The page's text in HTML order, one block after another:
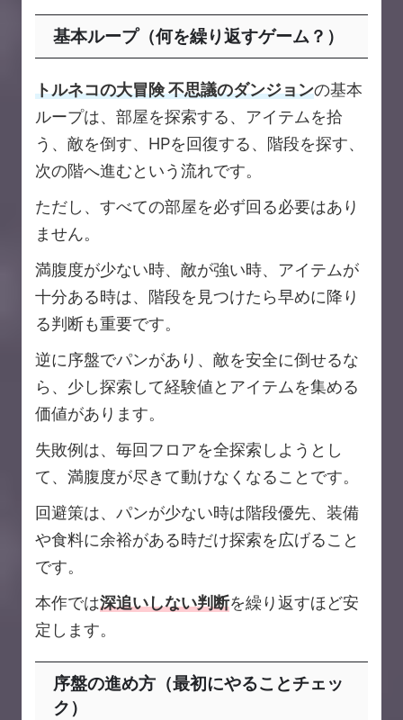
基本ループ（何を繰り返すゲーム？）
トルネコの大冒険 不思議のダンジョンの基本
ループは、部屋を探索する、アイテムを拾
う、敵を倒す、HPを回復する、階段を探す、
次の階へ進むという流れです。
ただし、すべての部屋を必ず回る必要はあり
ません。
満腹度が少ない時、敵が強い時、アイテムが
十分ある時は、階段を見つけたら早めに降り
る判断も重要です。
逆に序盤でパンがあり、敵を安全に倒せるな
ら、少し探索して経験値とアイテムを集める
価値があります。
失敗例は、毎回フロアを全探索しようとし
て、満腹度が尽きて動けなくなることです。
回避策は、パンが少ない時は階段優先、装備
や食料に余裕がある時だけ探索を広げること
です。
本作では深追いしない判断を繰り返すほど安
定します。
序盤の進め方（最初にやることチェッ
ク）